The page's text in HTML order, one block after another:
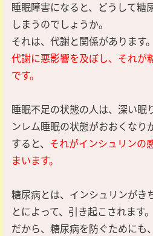
睡眠障害になると、どうして糖
しまうのでしょうか。
それは、代謝と関係があります。
代謝に悪影響を及ぼし、それが
です。
睡眠不足の状態の人は、深い眠
ンレム睡眠の状態がおおくなり
すると、 それがインシュリンの
まいます。
糖尿病とは、インシュリンがき
とによって、引き起こされます。
だから、糖尿病を防ぐためにも